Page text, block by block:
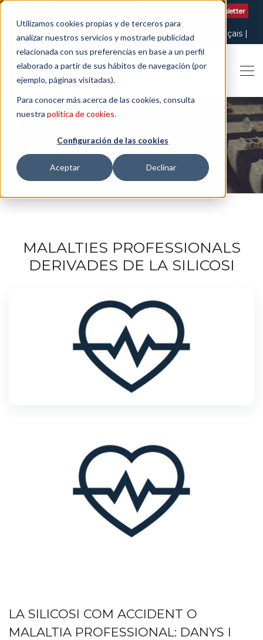
Utilizamos cookies propias y de terceros para
analizar nuestros servicios y mostrarle publicidad
relacionada con sus preferencias en base a un perfil
elaborado a partir de sus hábitos de navegación (por
ejemplo, páginas visitadas).
Para conocer más acerca de las cookies, consulta
nuestra política de cookies.
Configuración de las cookies
Aceptar Declinar
Subscriu-te al nostre Newsletter
Català
English Español Français
Italiano
THE ART OF BEING LEGAL
MALALTIES PROFESSIONALS
DERIVADES DE LA SILICOSI
LA SILICOSI COM ACCIDENT O
MALALTIA PROFESSIONAL: DANYS I